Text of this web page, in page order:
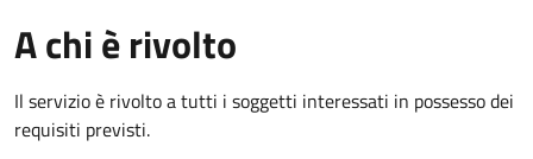
A chi è rivolto
Il servizio è rivolto a tutti i soggetti interessati in possesso dei
requisiti previsti.